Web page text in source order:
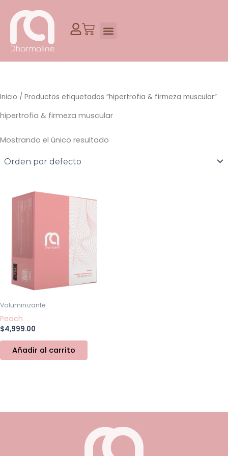
contenido
Cart
Inicio / Productos etiquetados “hipertrofia & firmeza muscular”
hipertrofia & firmeza muscular
Mostrando el único resultado
Voluminizante
Peach
$4,999.00
Añadir al carrito